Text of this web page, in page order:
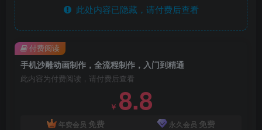
此处内容已隐藏，请付费后查看
手机沙雕动画制作，全流程制作，入门到精通
此内容为付费阅读，请付费后查看
￥ 8.8
年费会员 免费 永久会员 免费
付费阅读